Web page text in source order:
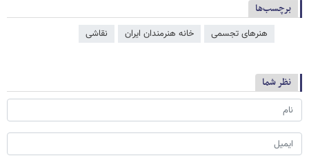
برچسب‌ها
هنرهای تجسمی خانه هنرمندان ایران نقاشی
نظر شما